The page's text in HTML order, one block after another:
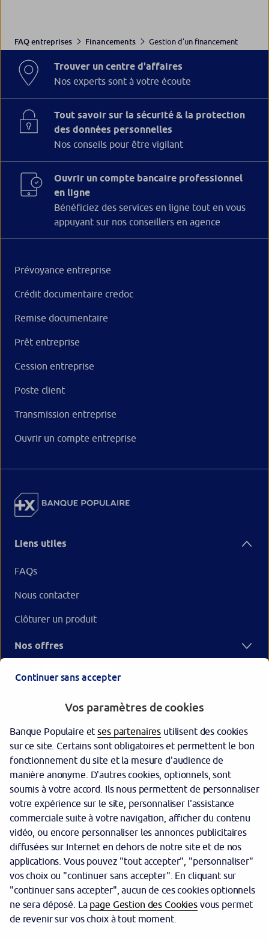
FAQ entreprises Financements Gestion d'un financement
Trouver un centre d'affaires
Nos experts sont à votre écoute
Tout savoir sur la sécurité & la protection
des données personnelles
Nos conseils pour être vigilant
Ouvrir un compte bancaire professionnel
en ligne
Bénéficiez des services en ligne tout en vous
appuyant sur nos conseillers en agence
Prévoyance entreprise
Crédit documentaire credoc
Remise documentaire
Prêt entreprise
Cession entreprise
Poste client
Transmission entreprise
Ouvrir un compte entreprise
Liens utiles
FAQs
Nous contacter
Clôturer un produit
Nos offres
Garantie des dépôts
Protection des données personnelles
Politique cookies
Sécurité
Tarifs
Mentions légales
Réglementation
Continuer sans accepter
Vos paramètres de cookies
Banque Populaire etses partenaires utilisent des cookies
sur ce site. Certains sont obligatoires et permettent le bon
fonctionnement du site et la mesure d'audience de
manière anonyme. D'autres cookies, optionnels, sont
soumis à votre accord. Ils nous permettent de personnaliser
votre expérience sur le site, personnaliser l'assistance
commerciale suite à votre navigation, afficher du contenu
vidéo, ou encore personnaliser les annonces publicitaires
diffusées sur Internet en dehors de notre site et de nos
applications. Vous pouvez "tout accepter", "personnaliser"
vos choix ou "continuer sans accepter". En cliquant sur
"continuer sans accepter", aucun de ces cookies optionnels
ne sera déposé. La page Gestion des Cookiesvous permet
de revenir sur vos choix à tout moment.